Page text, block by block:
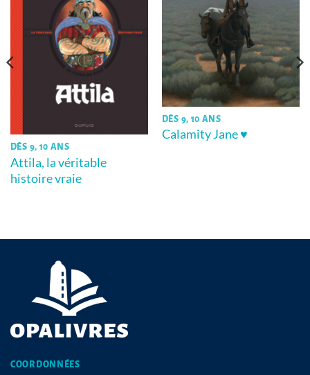
DÈS 9, 10 ANS
Attila, la véritable
histoire vraie
DÈS 9, 10 ANS
Calamity Jane ♥
COORDONNÉES